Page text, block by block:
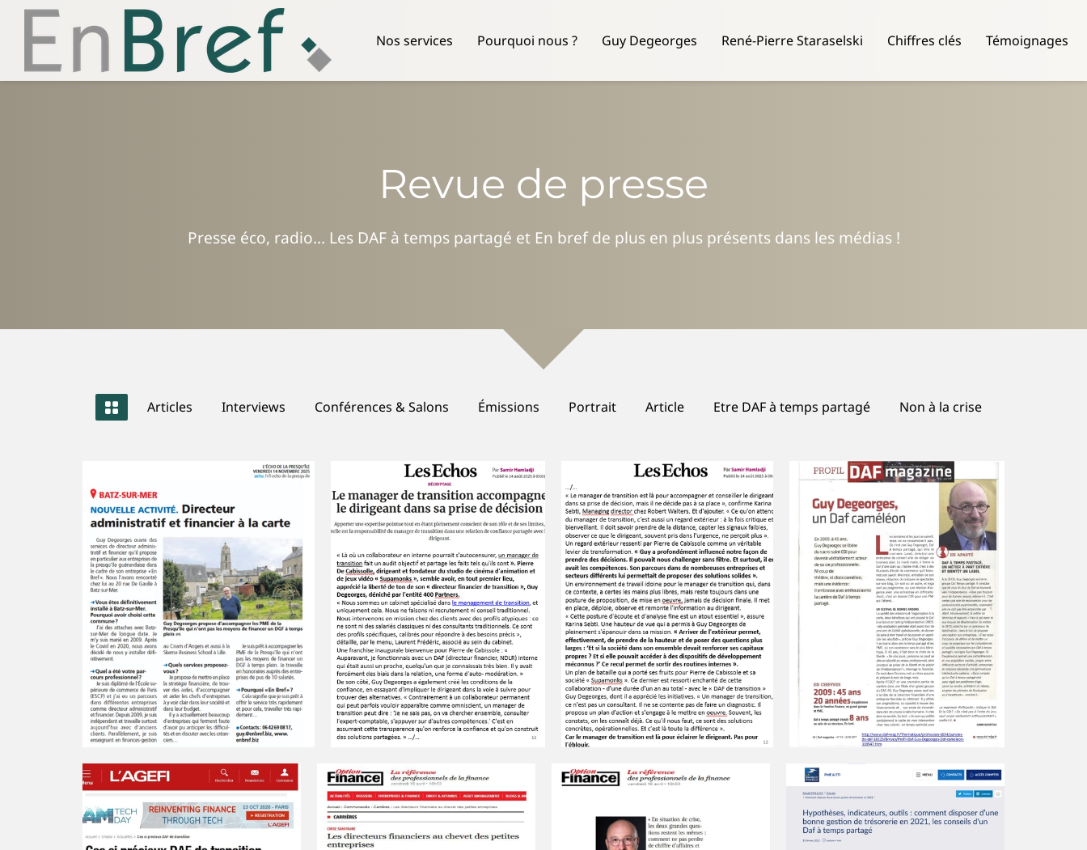
Nos services Pourquoi nous ? Guy Degeorges René-Pierre Staraselski Chiffres clés Témoignages
Revue de presse
Presse éco, radio... Les DAF à temps partagé et En bref de plus en plus présents dans les médias !
Articles Interviews Conférences & Salons Émissions Portrait Article Etre DAF à temps partagé Non à la crise